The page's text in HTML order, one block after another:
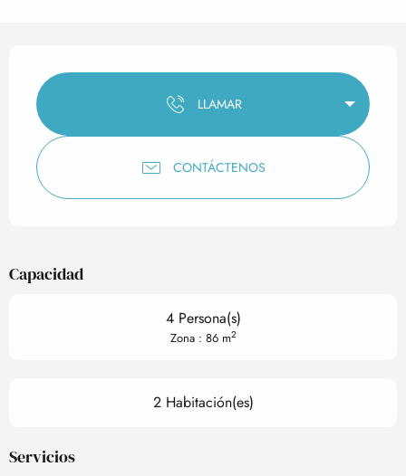
Horarios y datos de
LLAMAR
CONTÁCTENOS
Capacidad
4 Persona(s)
Zona : 86 m2
2 Habitación(es)
Servicios